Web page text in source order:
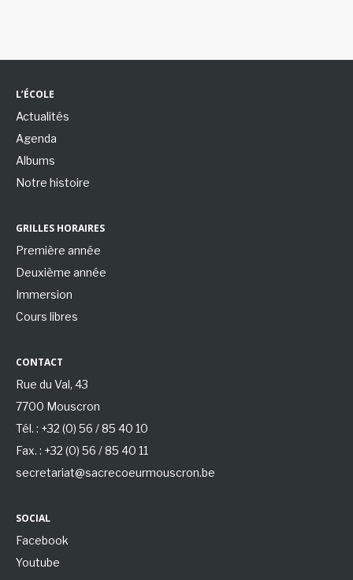
L’ÉCOLE
Actualités
Agenda
Albums
Notre histoire
GRILLES HORAIRES
Première année
Deuxième année
Immersion
Cours libres
CONTACT
Rue du Val, 43
7700 Mouscron
Tél. : +32 (0) 56 / 85 40 10
Fax. : +32 (0) 56 / 85 40 11
secretariat@sacrecoeurmouscron.be
SOCIAL
Facebook
Youtube